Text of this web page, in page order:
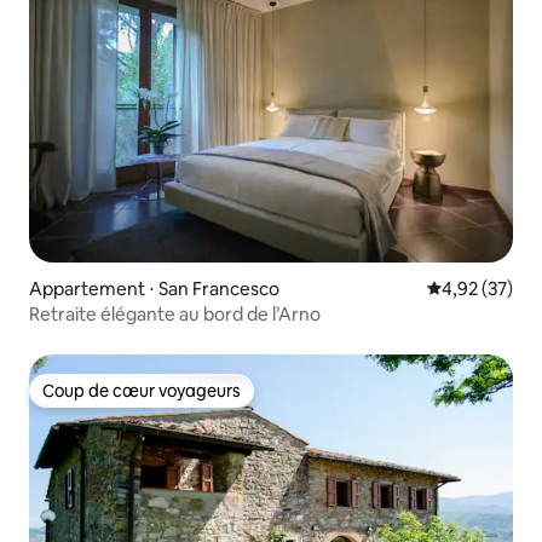
Appartement ⋅ San Francesco Évaluation
4,92 (37)
Retraite élégante au bord de l’Arno
Coup de cœur voyageurs
Coup de cœur voyageurs